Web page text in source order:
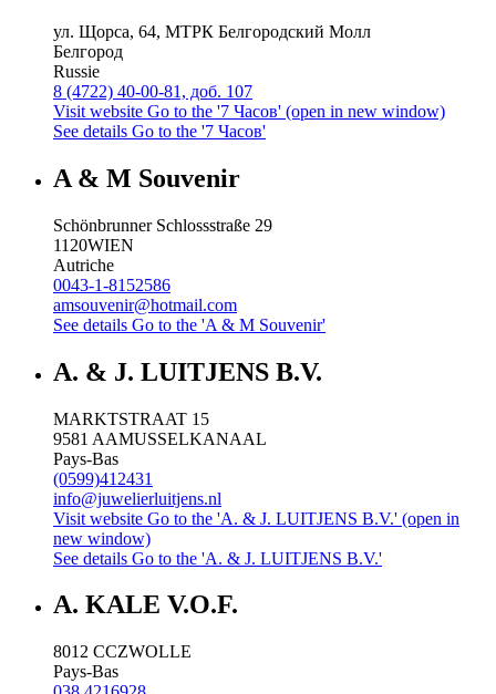
ул. Щорса, 64, МТРК Белгородский Молл
Белгород
Russie
8 (4722) 40-00-81, доб. 107
Visit website Go to the '7 Часов' (open in new window)
See details Go to the '7 Часов'
A & M Souvenir
Schönbrunner Schlossstraße 29
1120WIEN
Autriche
0043-1-8152586
amsouvenir@hotmail.com
See details Go to the 'A & M Souvenir'
A. & J. LUITJENS B.V.
MARKTSTRAAT 15
9581 AAMUSSELKANAAL
Pays-Bas
(0599)412431
info@juwelierluitjens.nl
Visit website Go to the 'A. & J. LUITJENS B.V.' (open in
new window)
See details Go to the 'A. & J. LUITJENS B.V.'
A. KALE V.O.F.
8012 CCZWOLLE
Pays-Bas